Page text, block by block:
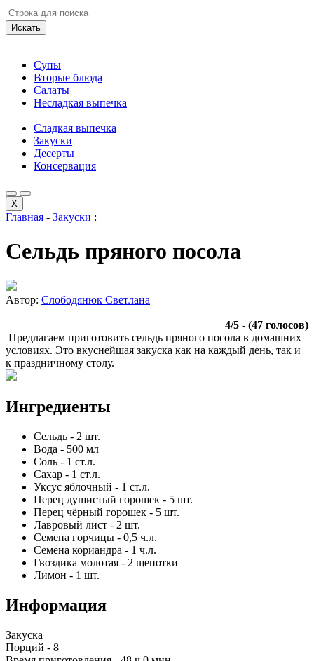
Искать
Супы
Вторые блюда
Салаты
Несладкая выпечка
Сладкая выпечка
Закуски
Десерты
Консервация
X
Главная - Закуски :
Сельдь пряного посола
Автор: Слободянюк Светлана
4/5 - (47 голосов)
Предлагаем приготовить сельдь пряного посола в домашних
условиях. Это вкуснейшая закуска как на каждый день, так и
к праздничному столу.
Ингредиенты
Сельдь - 2 шт.
Вода - 500 мл
Соль - 1 ст.л.
Сахар - 1 ст.л.
Уксус яблочный - 1 ст.л.
Перец душистый горошек - 5 шт.
Перец чёрный горошек - 5 шт.
Лавровый лист - 2 шт.
Семена горчицы - 0,5 ч.л.
Семена кориандра - 1 ч.л.
Гвоздика молотая - 2 щепотки
Лимон - 1 шт.
Информация
Закуска
Порций - 8